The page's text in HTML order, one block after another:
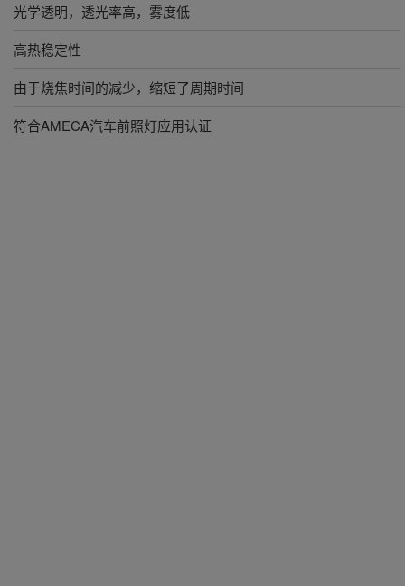
光学透明，透光率高，雾度低
高热稳定性
由于烧焦时间的减少，缩短了周期时间
符合AMECA汽车前照灯应用认证